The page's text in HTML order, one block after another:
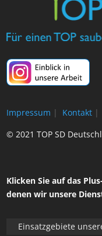
Impressum | Kontakt |
© 2021 TOP SD
Klicken Sie auf das
denen wir unsere
Einsatzgebiete